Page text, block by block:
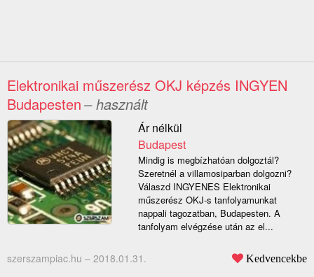
Elektronikai műszerész OKJ képzés INGYEN
Budapesten– használt
Ár nélkül
Budapest
Mindig is megbízhatóan dolgoztál?
Szeretnél a villamosiparban dolgozni?
Válaszd INGYENES Elektronikai
műszerész OKJ-s tanfolyamunkat
nappali tagozatban, Budapesten. A
tanfolyam elvégzése után az el...
szerszampiac.hu – 2018.01.31. Kedvencekbe